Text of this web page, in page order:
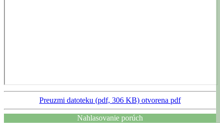
Preuzmi datoteku (pdf, 306 KB) otvorena pdf
Nahlasovanie porúch